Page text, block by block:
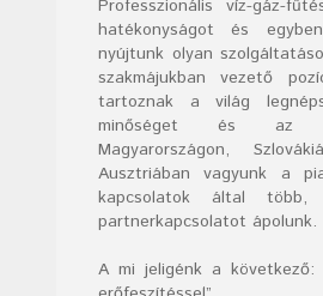
Professzionális víz-gáz-
hatékonyságot és
nyújtunk olyan
szakmájukban vezető
tartoznak a világ
minőséget és az
Magyarországon,
Ausztriában vagyunk a
kapcsolatok által
partnerkapcsolatot ápolunk.
A mi jeligénk a következő: